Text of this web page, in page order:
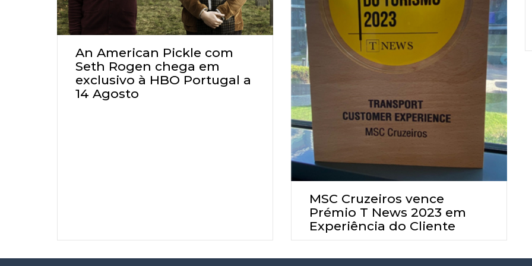
An American Pickle com
Seth Rogen chega em
exclusivo à HBO Portugal a
14 Agosto
MSC Cruzeiros vence
Prémio T News 2023 em
Experiência do Cliente